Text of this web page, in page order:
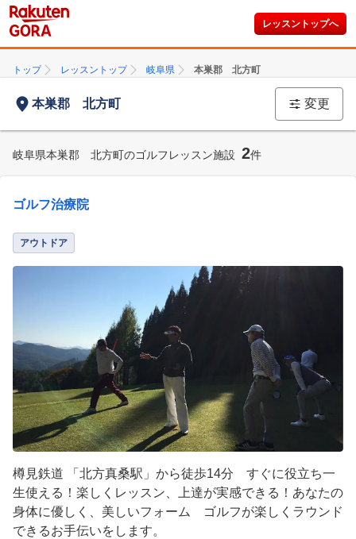
レッスントップへ
トップ レッスントップ 岐阜県 本巣郡 北方町
本巣郡 北方町 変更
岐阜県本巣郡 北方町のゴルフレッスン施設 2件
ゴルフ治療院
アウトドア
樽見鉄道 「北方真桑駅」から徒歩14分 すぐに役立ち一
生使える！楽しくレッスン、上達が実感できる！あなたの
身体に優しく、美しいフォーム ゴルフが楽しくラウンド
できるお手伝いをします。